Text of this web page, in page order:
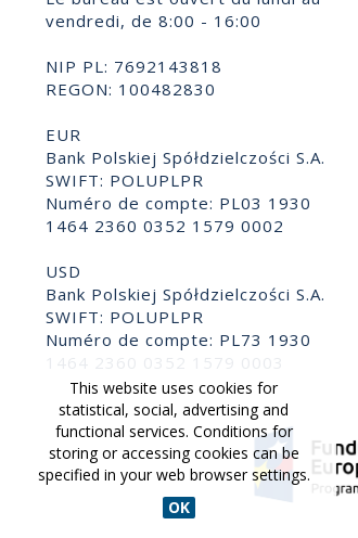
vendredi, de 8:00 - 16:00
NIP PL: 7692143818
REGON: 100482830
EUR
Bank Polskiej Spółdzielczości S.A.
SWIFT: POLUPLPR
Numéro de compte: PL03 1930
1464 2360 0352 1579 0002
USD
Bank Polskiej Spółdzielczości S.A.
SWIFT: POLUPLPR
Numéro de compte: PL73 1930
This website uses cookies for
statistical, social, advertising and
functional services. Conditions for
storing or accessing cookies can be
specified in your web browser settings.
OK